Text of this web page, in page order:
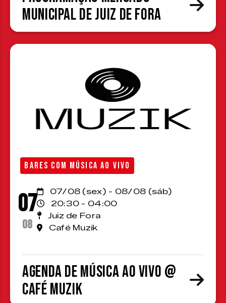
Municipal de Juiz de Fora
BARES COM MÚSICA AO VIVO
07
08
07/08 (sex) - 08/08 (sáb)
20:30 - 04:00
Juiz de Fora
Café Muzik
Agenda de Música ao Vivo @
Café Muzik